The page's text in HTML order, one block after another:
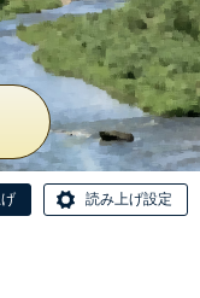
読み上げ設定